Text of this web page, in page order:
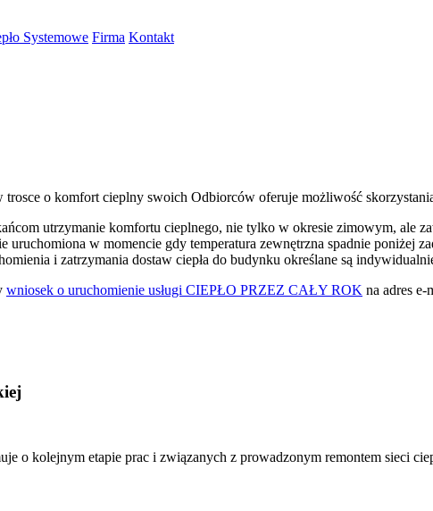
Systemowe Firma Kontakt
o komfort cieplny swoich Odbiorców oferuje możliwość skorzystania
utrzymanie komfortu cieplnego, nie tylko w okresie zimowym, ale
uruchomiona w momencie gdy temperatura zewnętrzna spadnie poniżej
i zatrzymania dostaw ciepła do budynku określane są
wniosek o uruchomienie usługi CIEPŁO PRZEZ CAŁY ROK na adres e-
o kolejnym etapie prac i związanych z prowadzonym remontem sieci